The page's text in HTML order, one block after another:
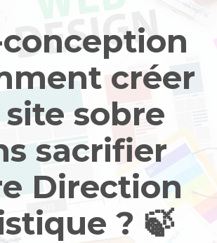
conception
créer
sobre
sacrifier
Direction
? 🍃